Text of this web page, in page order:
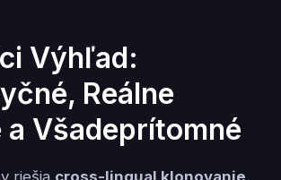
Výhľad:
Reálne
a Všadeprítomné